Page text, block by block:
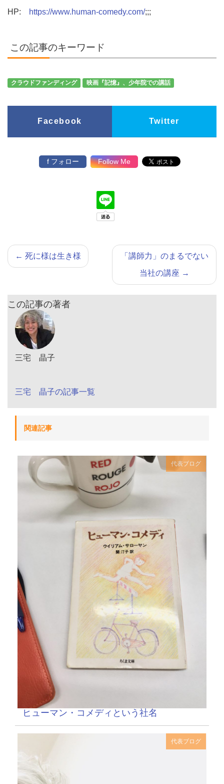
HP:
https://www.human-comedy.com/;;;
この記事のキーワード
クラウドファンディング 映画『記憶』、少年院での講話
Facebook Twitter
f フォロー Follow Me
← 死に様は生き様
「講師力」のまるでない
当社の講座 →
この記事の著者
三宅 晶子
三宅 晶子の記事一覧
関連記事
代表ブログ
ヒューマン・コメディという社名
代表ブログ